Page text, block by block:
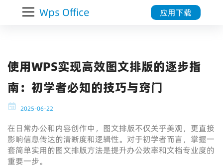
Wps Office 应用下载
使用WPS实现高效图文排版的逐步指
南：初学者必知的技巧与窍门
2025-06-22
在日常办公和内容创作中，图文排版不仅关乎美观，更直接
影响信息传达的清晰度和逻辑性。对于初学者而言，掌握一
套简单实用的图文排版方法是提升办公效率和文档专业度的
重要一步。